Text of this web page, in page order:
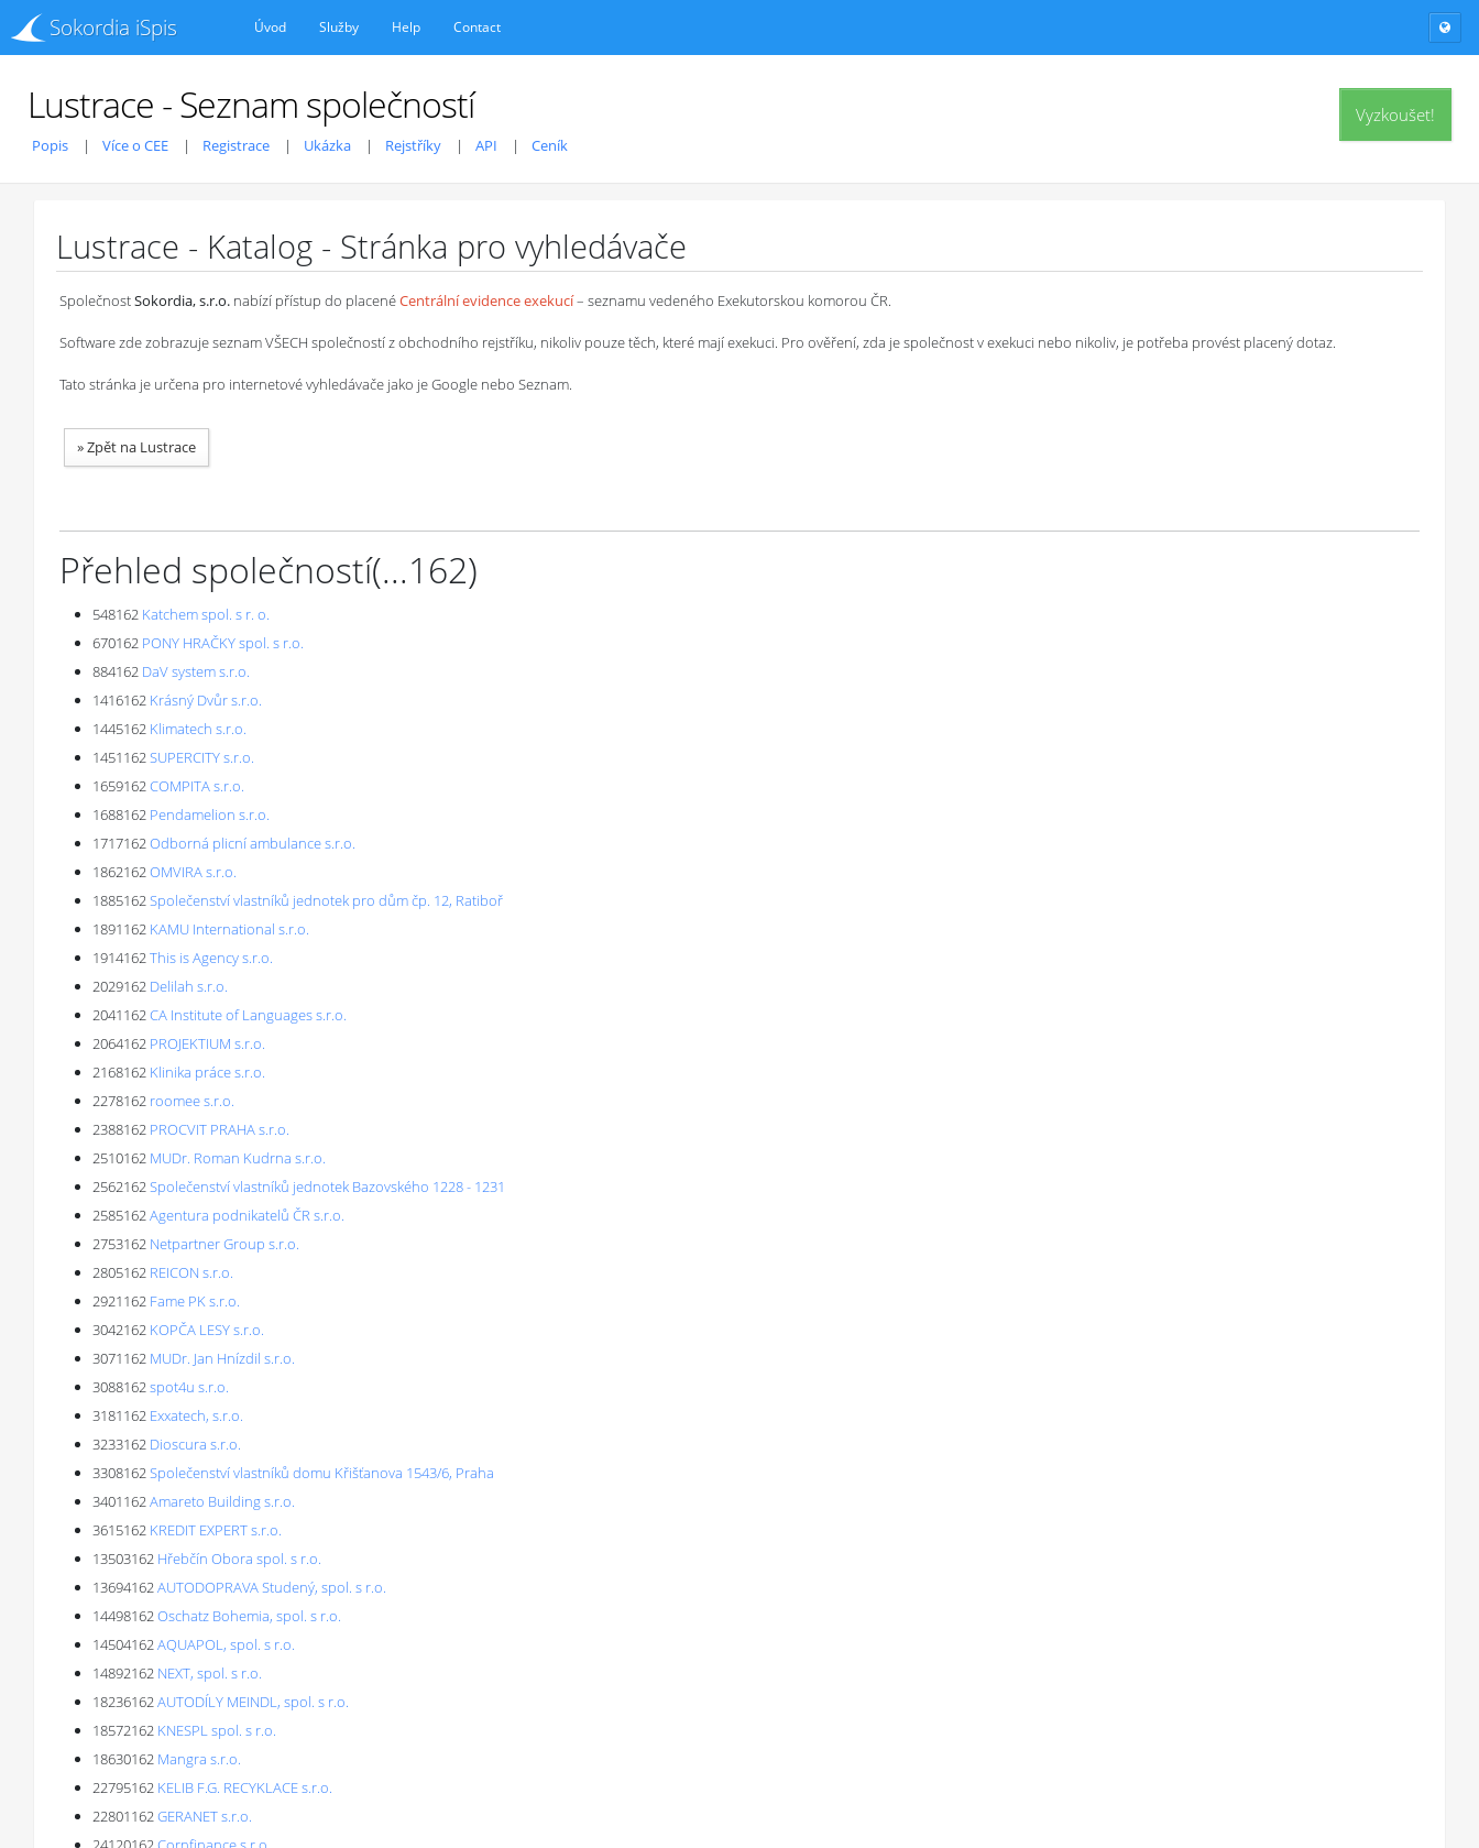
Sokordia iSpis Úvod Služby Help Contact
Vyzkoušet!
Lustrace - Seznam společností
Popis Více o CEE Registrace Ukázka Rejstříky API Ceník
Lustrace - Katalog - Stránka pro vyhledávače
SpolečnostSokordia, s.r.o. nabízí přístup do placenéCentrální evidence exekucí– seznamu vedeného Exekutorskou komorou ČR.
Software zde zobrazuje seznam VŠECH společností z obchodního rejstříku, nikoliv pouze těch, které mají exekuci. Pro ověření, zda je společnost v exekuci nebo nikoliv, je potřeba provést placený dotaz.
Tato stránka je určena pro internetové vyhledávače jako je Google nebo Seznam.
»Zpět na Lustrace
Přehled společností(...162)
548162 Katchem spol. s r. o.
670162 PONY HRAČKY spol. s r.o.
884162 DaV system s.r.o.
1416162 Krásný Dvůr s.r.o.
1445162 Klimatech s.r.o.
1451162SUPERCITY s.r.o.
1659162COMPITA s.r.o.
1688162 Pendamelion s.r.o.
1717162Odborná plicní ambulance s.r.o.
1862162OMVIRA s.r.o.
1885162Společenství vlastníků jednotek pro dům čp. 12, Ratiboř
1891162 KAMU International s.r.o.
1914162This is Agency s.r.o.
2029162 Delilah s.r.o.
2041162CA Institute of Languages s.r.o.
2064162 PROJEKTIUM s.r.o.
2168162 Klinika práce s.r.o.
2278162 roomee s.r.o.
2388162 PROCVIT PRAHA s.r.o.
2510162 MUDr. Roman Kudrna s.r.o.
2562162Společenství vlastníků jednotek Bazovského 1228 - 1231
2585162Agentura podnikatelů ČR s.r.o.
2753162 Netpartner Group s.r.o.
2805162 REICON s.r.o.
2921162 Fame PK s.r.o.
3042162 KOPČA LESY s.r.o.
3071162 MUDr. Jan Hnízdil s.r.o.
3088162spot4u s.r.o.
3181162 Exxatech, s.r.o.
3233162 Dioscura s.r.o.
3308162Společenství vlastníků domu Křišťanova 1543/6, Praha
3401162Amareto Building s.r.o.
3615162 KREDIT EXPERT s.r.o.
13503162 Hřebčín Obora spol. s r.o.
13694162AUTODOPRAVA Studený, spol. s r.o.
14498162Oschatz Bohemia, spol. s r.o.
14504162AQUAPOL, spol. s r.o.
14892162 NEXT, spol. s r.o.
18236162AUTODÍLY MEINDL, spol. s r.o.
18572162 KNESPL spol. s r.o.
18630162 Mangra s.r.o.
22795162 KELIB F.G. RECYKLACE s.r.o.
22801162GERANET s.r.o.